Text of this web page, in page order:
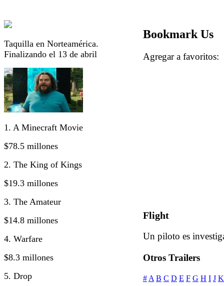
Taquilla en Norteamérica.
Finalizando el 13 de abril
1. A Minecraft Movie
$78.5 millones
2. The King of Kings
$19.3 millones
3. The Amateur
$14.8 millones
4. Warfare
$8.3 millones
5. Drop
Bookmark Us
Agregar a
Flight
Un piloto es
Otros Trailers
# A B C D E F G H I J K